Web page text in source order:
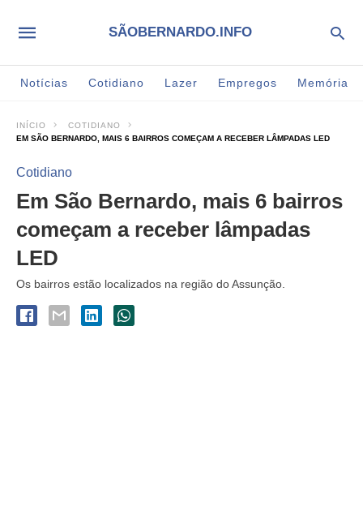
SÃOBERNARDO.INFO
Notícias Cotidiano Lazer Empregos Memória
INÍCIO
COTIDIANO
EM SÃO BERNARDO, MAIS 6 BAIRROS COMEÇAM A RECEBER LÂMPADAS LED
Cotidiano
Em São Bernardo, mais 6 bairros
começam a receber lâmpadas
LED
Os bairros estão localizados na região do Assunção.